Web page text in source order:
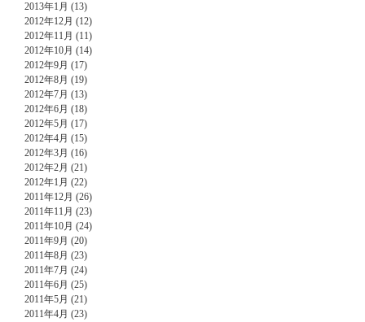
2013年1月 (13)
2012年12月 (12)
2012年11月 (11)
2012年10月 (14)
2012年9月 (17)
2012年8月 (19)
2012年7月 (13)
2012年6月 (18)
2012年5月 (17)
2012年4月 (15)
2012年3月 (16)
2012年2月 (21)
2012年1月 (22)
2011年12月 (26)
2011年11月 (23)
2011年10月 (24)
2011年9月 (20)
2011年8月 (23)
2011年7月 (24)
2011年6月 (25)
2011年5月 (21)
2011年4月 (23)